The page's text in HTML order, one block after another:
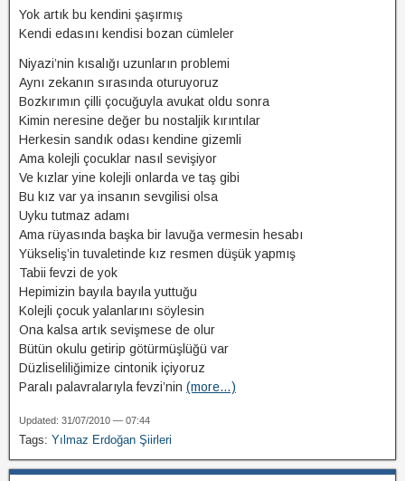
Yok artık bu kendini şaşırmış
Kendi edasını kendisi bozan cümleler
Niyazi’nin kısalığı uzunların problemi
Aynı zekanın sırasında oturuyoruz
Bozkırımın çilli çocuğuyla avukat oldu sonra
Kimin neresine değer bu nostaljik kırıntılar
Herkesin sandık odası kendine gizemli
Ama kolejli çocuklar nasıl sevişiyor
Ve kızlar yine kolejli onlarda ve taş gibi
Bu kız var ya insanın sevgilisi olsa
Uyku tutmaz adamı
Ama rüyasında başka bir lavuğa vermesin hesabı
Yükseliş’in tuvaletinde kız resmen düşük yapmış
Tabii fevzi de yok
Hepimizin bayıla bayıla yuttuğu
Kolejli çocuk yalanlarını söylesin
Ona kalsa artık sevişmese de olur
Bütün okulu getirip götürmüşlüğü var
Düzliseliliğimize cintonik içiyoruz
Paralı palavralarıyla fevzi’nin (more…)
Updated: 31/07/2010 — 07:44
Tags: Yılmaz Erdoğan Şiirleri